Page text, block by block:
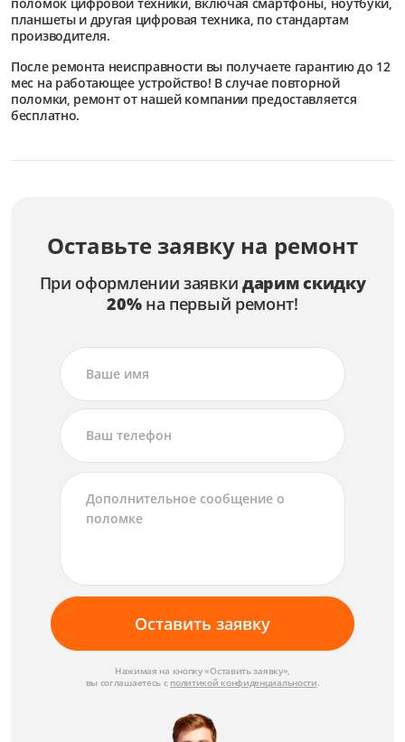
планшеты и другая цифровая техника, по стандартам
производителя.
После ремонта неисправности вы получаете гарантию до 12
мес на работающее устройство! В случае повторной
поломки, ремонт от нашей компании предоставляется
бесплатно.
Оставьте заявку на ремонт
При оформлении заявки дарим скидку
20%на первый ремонт!
Оставить заявку
Нажимая на кнопку «Оставить заявку»,
вы соглашаетесь с политикой конфиденциальности.